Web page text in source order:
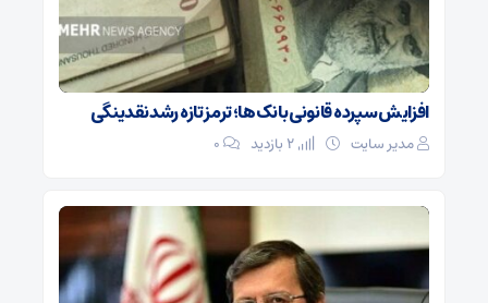
افزایش سپرده قانونی بانک‌ها؛ ترمز تازه رشد نقدینگی
مدیر سایت ۰